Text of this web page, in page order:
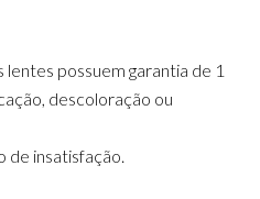
possuem garantia de 1
descoloração ou
de insatisfação.